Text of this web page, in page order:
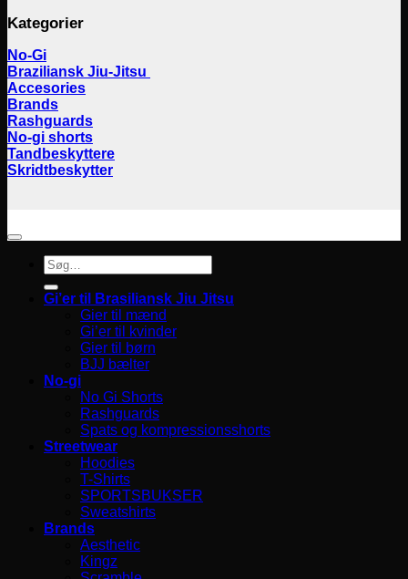
Kategorier
No-Gi
Braziliansk Jiu-Jitsu
Accesories
Brands
Rashguards
No-gi shorts
Tandbeskyttere
Skridtbeskytter
Søg
efter:
Gi’er til Brasiliansk Jiu Jitsu
Gier til mænd
Gi’er til kvinder
Gier til børn
BJJ bælter
No-gi
No Gi Shorts
Rashguards
Spats og kompressionsshorts
Streetwear
Hoodies
T-Shirts
SPORTSBUKSER
Sweatshirts
Brands
Aesthetic
Kingz